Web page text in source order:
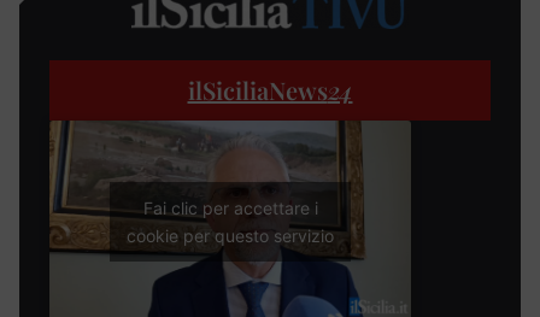
ilSiciliaNews24
Fai clic per accettare i
cookie per questo servizio